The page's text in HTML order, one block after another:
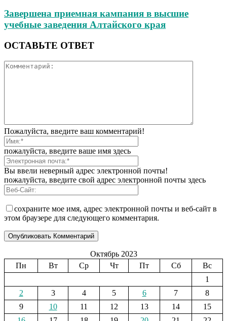
Завершена приемная кампания в высшие
учебные заведения Алтайского края
ОСТАВЬТЕ ОТВЕТ
Пожалуйста, введите ваш комментарий!
пожалуйста, введите ваше имя здесь
Вы ввели неверный адрес электронной почты!
пожалуйста, введите свой адрес электронной почты здесь
сохраните мое имя, адрес электронной почты и веб-сайт в
этом браузере для следующего комментария.
Октябрь 2023
Пн
Вт Ср Чт Пт Сб
Вс
1
2
3 4 5 6 7
8
9
10 11 12 13 14
15